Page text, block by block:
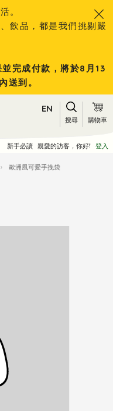
。
飲品，都是我們挑剔嚴
完成付款，將於8月13
送到。
EN
搜尋 購物車
新手必讀 親愛的訪客，你好! 登入
› 歐洲風可愛手挽袋